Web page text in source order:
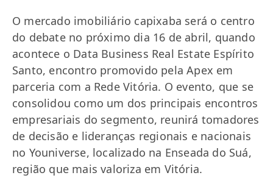
O mercado imobiliário capixaba será o centro
do debate no próximo dia 16 de abril, quando
acontece o Data Business Real Estate Espírito
Santo, encontro promovido pela Apex em
parceria com a Rede Vitória. O evento, que se
consolidou como um dos principais encontros
empresariais do segmento, reunirá tomadores
de decisão e lideranças regionais e nacionais
no Youniverse, localizado na Enseada do Suá,
região que mais valoriza em Vitória.